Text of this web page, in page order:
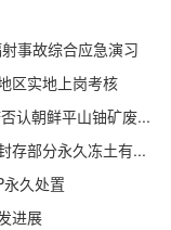
事故综合应急演习
区实地上岗考核
韩国仁川强化郡西检岛自来水铀含量超标 政府否认朝鲜平山铀矿废水影响
碳同位素分析揭示：加拿大北极海底沉积物可封存部分永久冻土有机碳
久处置
进展